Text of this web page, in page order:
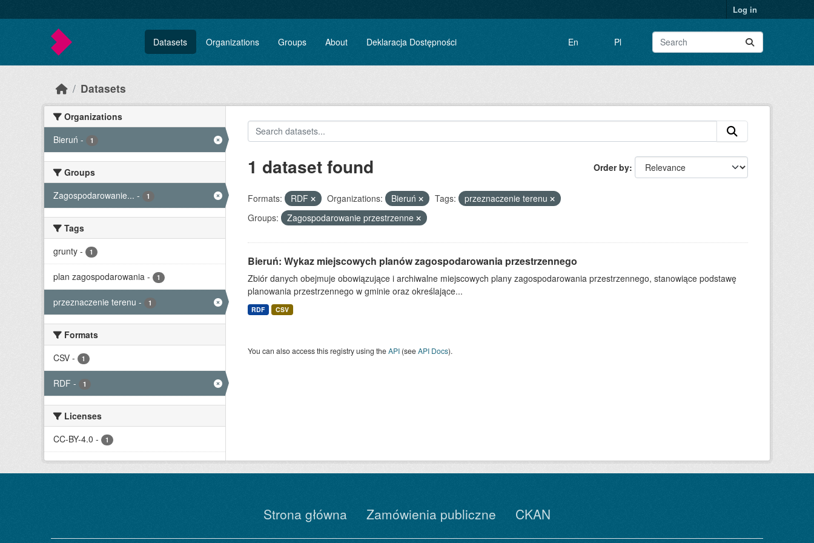
Log in
Datasets Organizations Groups About Deklaracja Dostępności En Pl
Datasets
Organizations
Bieruń - 1
Groups
Zagospodarowanie... - 1
Tags
grunty - 1
plan zagospodarowania - 1
przeznaczenie terenu - 1
Formats
CSV - 1
RDF - 1
Licenses
CC-BY-4.0 - 1
Order by
1 dataset found
Formats: RDF Organizations: Bieruń Tags:
przeznaczenie terenu
Groups:
Zagospodarowanie przestrzenne
Bieruń: Wykaz miejscowych planów zagospodarowania przestrzennego
Zbiór danych obejmuje obowiązujące i archiwalne miejscowych plany zagospodarowania przestrzennego, stanowiące podstawę
planowania przestrzennego w gminie oraz określające...
RDF CSV
You can also access this registry using theAPI(seeAPI Docs).
Strona główna Zamówienia publiczne CKAN